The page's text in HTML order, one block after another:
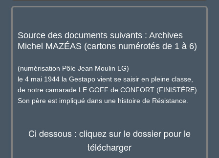
Source des documents suivants : Archives
Michel MAZÉAS (cartons numérotés de 1 à 6)
(numérisation Pôle Jean Moulin LG)
le 4 mai 1944 la Gestapo vient se saisir en pleine classe,
de notre camarade LE GOFF de CONFORT (FINISTÈRE).
Son père est impliqué dans une histoire de Résistance.
Ci dessous : cliquez sur le dossier pour le
télécharger